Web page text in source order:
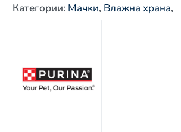
Категории: Мачки, Влажна храна,